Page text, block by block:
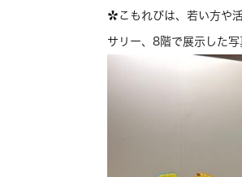
✿こもれびは、若い方や
サリー、8階で展示した写